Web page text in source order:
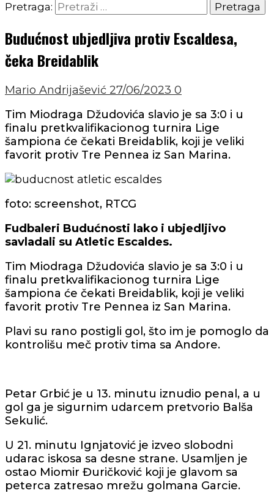
Pretraga:
Budućnost ubjedljiva protiv Escaldesa,
čeka Breidablik
Mario Andrijašević 27/06/2023 0
Tim Miodraga Džudovića slavio je sa 3:0 i u
finalu pretkvalifikacionog turnira Lige
šampiona će čekati Breidablik, koji je veliki
favorit protiv Tre Pennea iz San Marina.
foto: screenshot, RTCG
Fudbaleri Budućnosti lako i ubjedljivo
savladali su Atletic Escaldes.
Tim Miodraga Džudovića slavio je sa 3:0 i u
finalu pretkvalifikacionog turnira Lige
šampiona će čekati Breidablik, koji je veliki
favorit protiv Tre Pennea iz San Marina.
Plavi su rano postigli gol, što im je pomoglo da
kontrolišu meč protiv tima sa Andore.
Petar Grbić je u 13. minutu iznudio penal, a u
gol ga je sigurnim udarcem pretvorio Balša
Sekulić.
U 21. minutu Ignjatović je izveo slobodni
udarac iskosa sa desne strane. Usamljen je
ostao Miomir Đuričković koji je glavom sa
peterca zatresao mrežu golmana Garcie.